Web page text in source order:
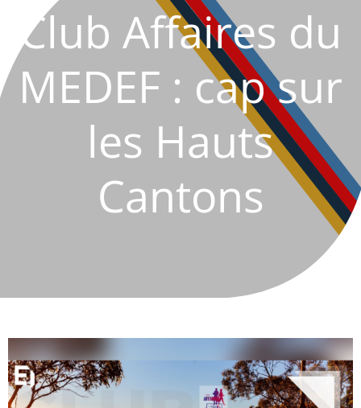
Club Affaires du
MEDEF : cap sur
les Hauts
Cantons